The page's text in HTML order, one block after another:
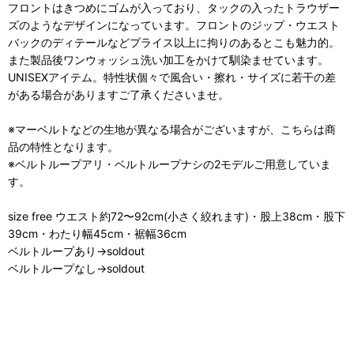
フロントはきつめにゴムが入っており、タックの入ったトラウザー
ズのようなデザインになっています。フロントのジップ・ウエスト
バックのディテールなどプライス以上に拘りのあるとこも魅力的。
また製品後ワンウォッシュ洗い加工をかけて馴染ませています。
UNISEXアイテム。特性状個々で風合い・擦れ・サイズに若干の差
がある場合がありますご了承くださいませ。
※マーベルトなどの生地が異なる場合がございますが、こちらは商
品の特性となります。
※ベルトループアリ・ベルトループナシの2モデルご用意していま
す。
size free ウエスト約72〜92cm(小さく絞れます)・股上38cm・股下
39cm・わたり幅45cm・裾幅36cm
ベルトループあり→soldout
ベルトループなし→soldout